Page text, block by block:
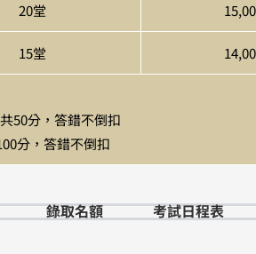
20堂
15堂
50分，答錯不倒扣
分，答錯不倒扣
錄取名額 考試日程表